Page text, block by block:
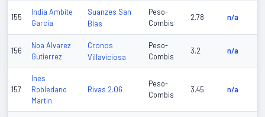
155
India Ambite
Garcia
Suanzes San
Blas
Peso-
Combis
2.78 n/a
156
Noa Alvarez
Gutierrez
Cronos
Villaviciosa
Peso-
Combis
3.2 n/a
157
Ines
Robledano
Martin
Rivas 2.06
Peso-
Combis
3.45 n/a